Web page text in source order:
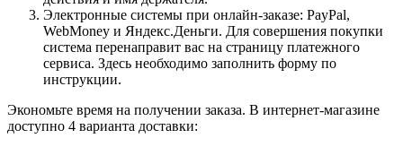
Электронные системы при онлайн-заказе: PayPal,
WebMoney и Яндекс.Деньги. Для совершения покупки
система перенаправит вас на страницу платежного
сервиса. Здесь необходимо заполнить форму по
инструкции.
Экономьте время на получении заказа. В интернет-магазине
доступно 4 варианта доставки: